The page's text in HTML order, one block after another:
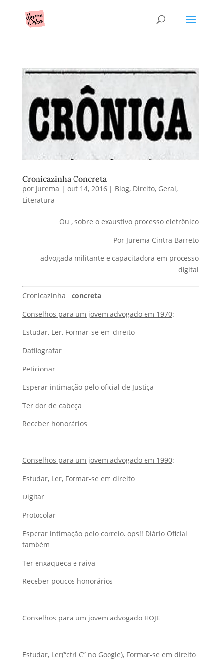
Cronicazinha Concreta
por Jurema | out 14, 2016| Blog, Direito, Geral,
Literatura
Ou , sobre o exaustivo processo eletrônico
Por Jurema Cintra Barreto
advogada militante e capacitadora em processo
digital
Cronicazinha concreta
Conselhos para um jovem advogado em 1970:
Estudar, Ler, Formar-se em direito
Datilografar
Peticionar
Esperar intimação pelo oficial de Justiça
Ter dor de cabeça
Receber honorários
Conselhos para um jovem advogado em 1990:
Estudar, Ler, Formar-se em direito
Digitar
Protocolar
Esperar intimação pelo correio, ops!! Diário Oficial
também
Ter enxaqueca e raiva
Receber poucos honorários
Conselhos para um jovem advogado HOJE
Estudar, Ler(“ctrl C” no Google), Formar-se em direito